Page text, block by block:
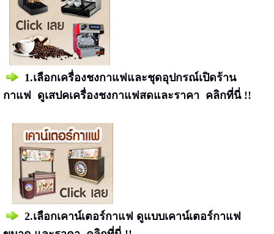
1.เลือกเครื่องชงกาแฟและชุดอุปกรณ์เปิดร้าน
กาแฟ ดูเสปคเครื่องชงกาแฟสดและราคา คลิกที่นี่ !!
2.เลือกเคาน์เตอร์กาแฟ ดูแบบเคาน์เตอร์กาแฟ